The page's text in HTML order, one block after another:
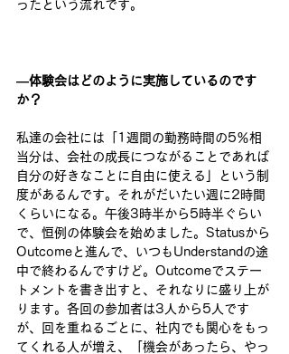
ったという流れです。
―体験会はどのように実施しているのです
か？
私達の会社には「1週間の勤務時間の5％相
当分は、​会社の成長につながることであれば​
自分の好きなことに自由に使える」という制
度があるんです。それがだいたい週に2時間
くらいになる。午後3時半から5時半ぐらい
で、恒例の体験会を始めました。Statusから
Outcomeと進んで、いつもUnderstandの途
中で終わるんですけど。Outcomeでステー
トメントを書き出すと、それなりに盛り上が
ります。​各回​の参加者は3人から5人です
が、回を重ねるごとに、社内でも関心をもっ
てくれる人が増え、「機会があったら、やっ